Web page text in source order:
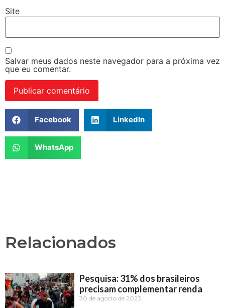
Site
Salvar meus dados neste navegador para a próxima vez
que eu comentar.
Facebook LinkedIn
WhatsApp
Relacionados
Pesquisa: 31% dos brasileiros
precisam complementar renda
30 de agosto de 2023